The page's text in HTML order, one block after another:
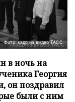
Фото: кадр из видео ТАСС
в ночь на
Георгия
он поздравил
были с ним